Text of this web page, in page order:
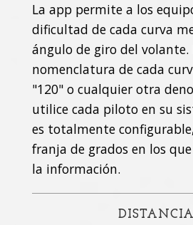
La app permite a los
dificultad de cada curva
ángulo de giro del volante.
nomenclatura de cada
"120" o cualquier otra
utilice cada piloto en su
es totalmente
franja de grados en los
la información.